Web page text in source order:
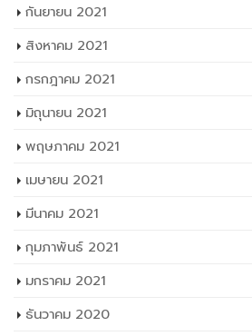
กันยายน 2021
สิงหาคม 2021
กรกฎาคม 2021
มิถุนายน 2021
พฤษภาคม 2021
เมษายน 2021
มีนาคม 2021
กุมภาพันธ์ 2021
มกราคม 2021
ธันวาคม 2020